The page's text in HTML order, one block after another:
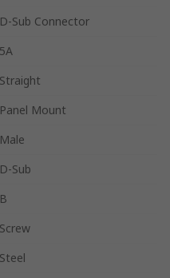
D-Sub Connector
5A
Straight
Panel Mount
Male
D-Sub
B
Screw
Steel